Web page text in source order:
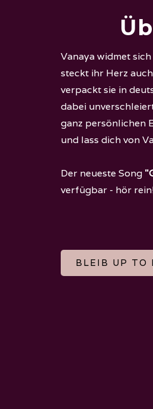
Vanaya widmet
steckt ihr Herz
verpackt sie in
dabei
ganz persönlichen
und lass dich von
Der neueste Song
verfügbar - hör
BLEIB UP TO